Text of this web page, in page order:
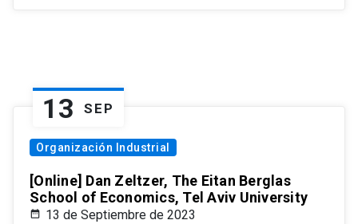
13 SEP
Organización Industrial
[Online] Dan Zeltzer, The Eitan Berglas
School of Economics, Tel Aviv University
13 de Septiembre de 2023